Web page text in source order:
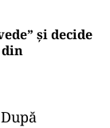
și decide